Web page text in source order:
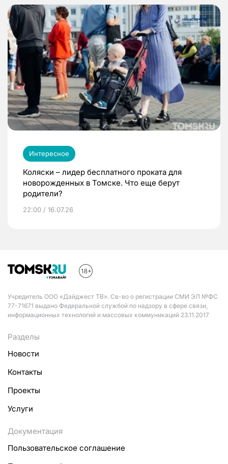
Интересное
Коляски – лидер бесплатного проката для
новорожденных в Томске. Что еще берут
родители?
22:00 / 16.07.26
Учредитель ООО «Дайджест ТВ». Св-во о регистрации СМИ ЭЛ №ФС
77-71671 выдано Федеральной службой по надзору в сфере связи,
информационных технологий и массовых коммуникаций 23.11.2017
Разделы
Новости
Контакты
Проекты
Услуги
Документация
Пользовательское соглашение